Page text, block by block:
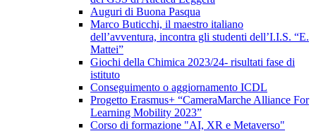
Auguri di Buona Pasqua
Marco Buticchi, il maestro italiano
dell’avventura, incontra gli studenti dell’I.I.S. “E.
Mattei”
Giochi della Chimica 2023/24- risultati fase di
istituto
Conseguimento o aggiornamento ICDL
Progetto Erasmus+ “CameraMarche Alliance For
Learning Mobility 2023”
Corso di formazione "AI, XR e Metaverso"